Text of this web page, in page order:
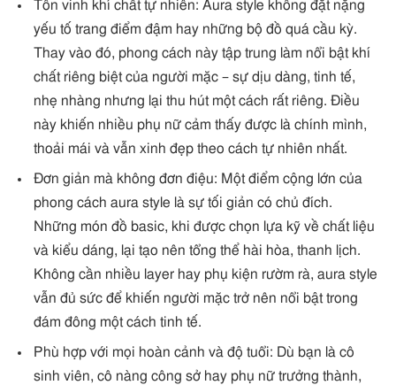
Tôn vinh khí chất tự nhiên: Aura style không đặt nặng
yếu tố trang điểm đậm hay những bộ đồ quá cầu kỳ.
Thay vào đó, phong cách này tập trung làm nổi bật khí
chất riêng biệt của người mặc – sự dịu dàng, tinh tế,
nhẹ nhàng nhưng lại thu hút một cách rất riêng. Điều
này khiến nhiều phụ nữ cảm thấy được là chính mình,
thoải mái và vẫn xinh đẹp theo cách tự nhiên nhất.
Đơn giản mà không đơn điệu: Một điểm cộng lớn của
phong cách aura style là sự tối giản có chủ đích.
Những món đồ basic, khi được chọn lựa kỹ về chất liệu
và kiểu dáng, lại tạo nên tổng thể hài hòa, thanh lịch.
Không cần nhiều layer hay phụ kiện rườm rà, aura style
vẫn đủ sức để khiến người mặc trở nên nổi bật trong
đám đông một cách tinh tế.
Phù hợp với mọi hoàn cảnh và độ tuổi: Dù bạn là cô
sinh viên, cô nàng công sở hay phụ nữ trưởng thành,